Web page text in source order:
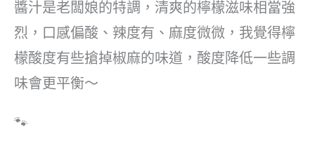
醬汁是老闆娘的特調，清爽的檸檬滋味相當強
烈，口感偏酸、辣度有、麻度微微，我覺得檸
檬酸度有些搶掉椒麻的味道，酸度降低一些調
味會更平衡～
🐾